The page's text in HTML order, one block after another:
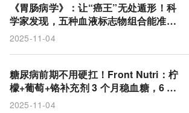
生物标志物
乙酰氨基酚 类器官
糖尿病前期
《胃肠病学》：让“癌王”无处遁形！科
学家发现，五种血液标志物组合能准确
发现早期胰腺癌，效果优于现有检测方
2025-11-04
糖尿病前期不用硬扛！Front Nutri：柠
檬+葡萄+铬补充剂 3 个月稳血糖，6 个
月血脂逆袭
2025-11-04